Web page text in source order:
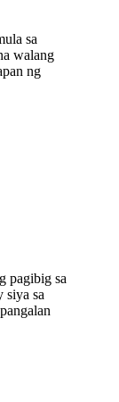
sa
walang
ng
pagibig sa
siya sa